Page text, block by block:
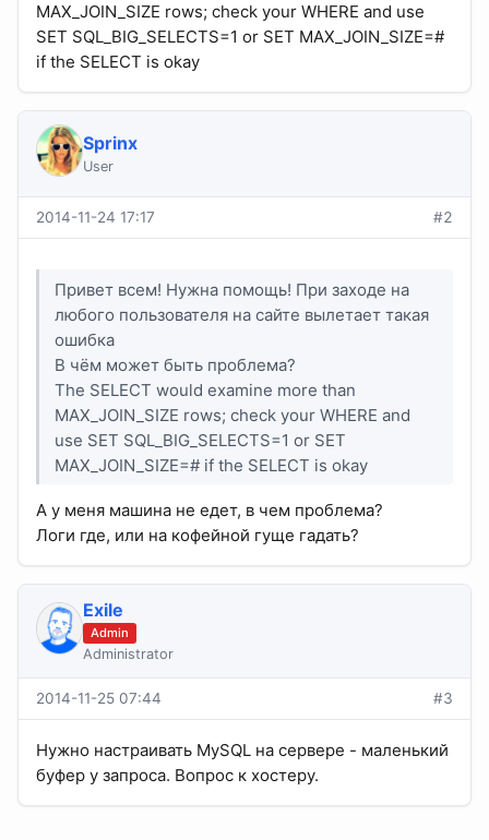
MAX_JOIN_SIZE rows; check your WHERE and use
SET SQL_BIG_SELECTS=1 or SET MAX_JOIN_SIZE=#
if the SELECT is okay
Sprinx
User
2014-11-24 17:17 #2
Привет всем! Нужна помощь! При заходе на
любого пользователя на сайте вылетает такая
ошибка
В чём может быть проблема?
The SELECT would examine more than
MAX_JOIN_SIZE rows; check your WHERE and
use SET SQL_BIG_SELECTS=1 or SET
MAX_JOIN_SIZE=# if the SELECT is okay
А у меня машина не едет, в чем проблема?
Логи где, или на кофейной гуще гадать?
Exile
Admin
Administrator
2014-11-25 07:44 #3
Нужно настраивать MySQL на сервере - маленький
буфер у запроса. Вопрос к хостеру.